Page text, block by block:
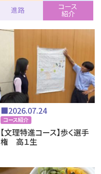
進路 コース
紹介
■2026.07.24
コース紹介
【文理特進コース】歩く選手
権 高１生